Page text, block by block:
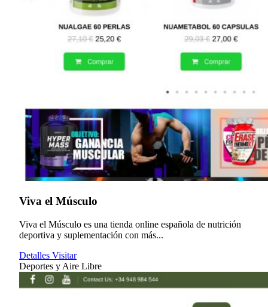
Viva el Músculo
Viva el Músculo es una tienda online española de nutrición
deportiva y suplementación con más...
Detalles Visitar
Deportes y Aire Libre